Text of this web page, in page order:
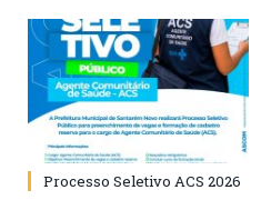
Processo Seletivo ACS 2026